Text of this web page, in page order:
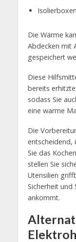
Isolierboxen
Die Wärme
Abdecken mit
gespeichert
Diese
bereits
sodass Sie
eine warme
Die
entscheidend,
Sie das
stellen Sie
Utensilien
Sicherheit und
ankommt.